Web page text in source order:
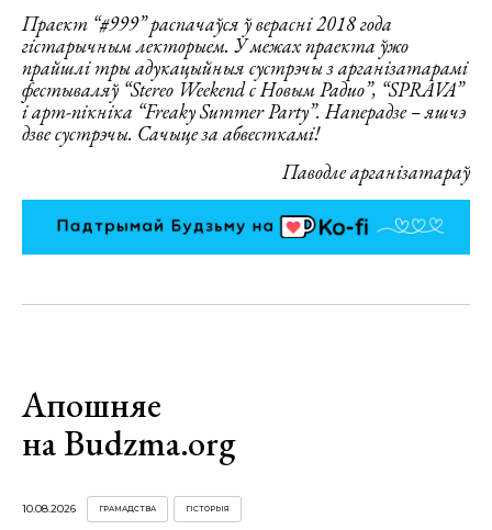
Праект “#999” распачаўся ў верасні 2018 года
гістарычным лекторыем. У межах праекта ўжо
прайшлі тры адукацыйныя сустрэчы з арганізатарамі
фестываляў “Stereo Weekend с Новым Радио”, “SPRAVA”
і арт-пікніка “Freaky Summer Party”. Наперадзе – яшчэ
дзве сустрэчы. Сачыце за абвесткамі!
Паводле арганізатараў
Апошняе
на Budzma.org
10.08.2026 ГРАМАДСТВА ГІСТОРЫЯ